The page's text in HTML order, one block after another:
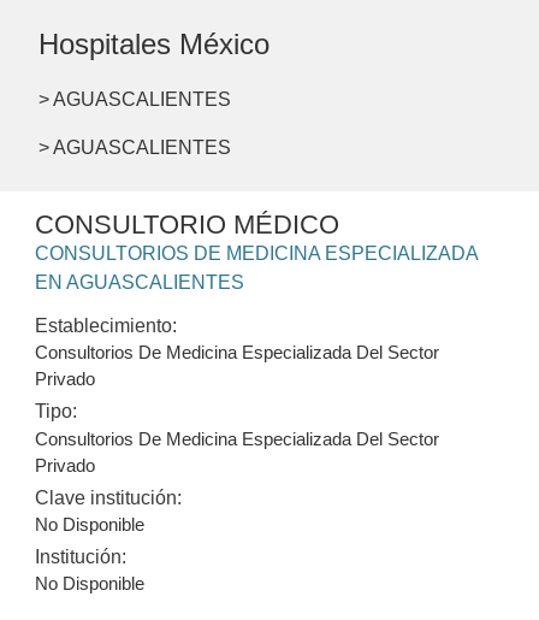
Hospitales México
> AGUASCALIENTES
> AGUASCALIENTES
CONSULTORIO MÉDICO
CONSULTORIOS DE MEDICINA ESPECIALIZADA
EN AGUASCALIENTES
Establecimiento:
Consultorios De Medicina Especializada Del Sector
Privado
Tipo:
Consultorios De Medicina Especializada Del Sector
Privado
Clave institución:
No Disponible
Institución:
No Disponible